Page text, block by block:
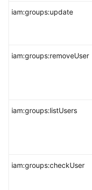
心
Config
理
iam:groups:update
iam:groups:removeUser
iam:groups:listUsers
iam:groups:checkUser